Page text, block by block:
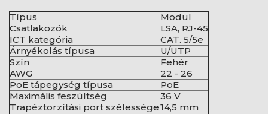
Típus
Modul
Csatlakozók
LSA, RJ-45
ICT kategória
CAT. 5/5e
Árnyékolás típusa
U/UTP
Szín
Fehér
AWG
22 - 26
PoE tápegység típusa
PoE
Maximális feszültség
36 V
Trapéztorzítási port szélessége14,5 mm